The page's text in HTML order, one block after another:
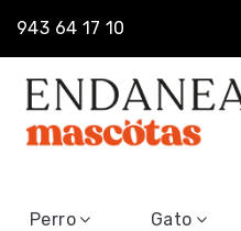
943 64 17 10
Perro Gato